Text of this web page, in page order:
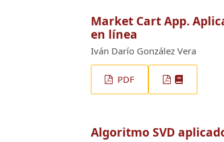
Market Cart App.
en línea
Iván Darío González Vera
PDF
Algoritmo SVD